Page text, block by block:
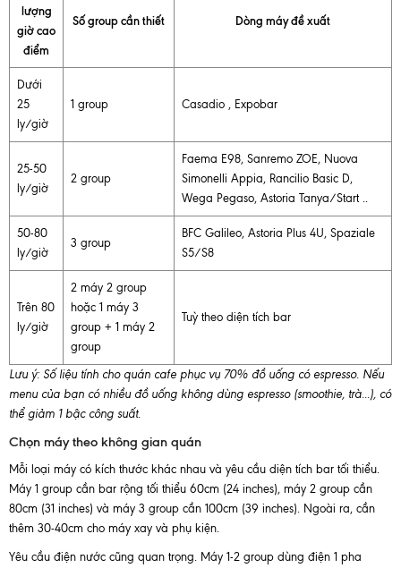
lượng
giờ cao
điểm
Số group cần thiết Dòng máy đề xuất
Dưới
25
ly/giờ
1 group Casadio , Expobar
25-50
ly/giờ
2 group
Faema E98, Sanremo ZOE, Nuova
Simonelli Appia, Rancilio Basic D,
Wega Pegaso, Astoria Tanya/Start ..
50-80
ly/giờ
3 group
BFC Galileo, Astoria Plus 4U, Spaziale
S5/S8
Trên 80
ly/giờ
2 máy 2 group
hoặc 1 máy 3
group + 1 máy 2
group
Tuỳ theo diện tích bar
Lưu ý: Số liệu tính cho quán cafe phục vụ 70% đồ uống có espresso. Nếu
menu của bạn có nhiều đồ uống không dùng espresso (smoothie, trà...), có
thể giảm 1 bậc công suất.
Chọn máy theo không gian quán
Mỗi loại máy có kích thước khác nhau và yêu cầu diện tích bar tối thiểu.
Máy 1 group cần bar rộng tối thiểu 60cm (24 inches), máy 2 group cần
80cm (31 inches) và máy 3 group cần 100cm (39 inches). Ngoài ra, cần
thêm 30-40cm cho máy xay và phụ kiện.
Yêu cầu điện nước cũng quan trọng. Máy 1-2 group dùng điện 1 pha